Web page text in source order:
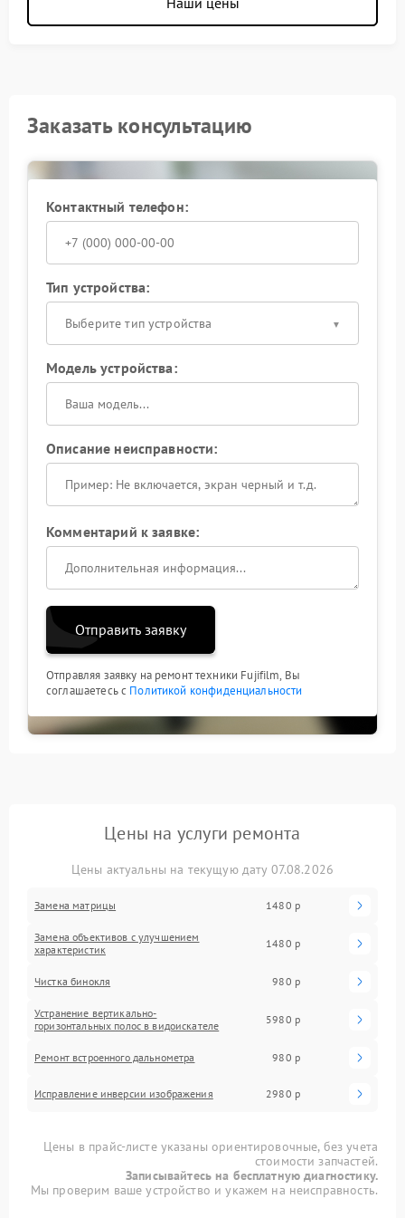
Заказать консультацию
Контактный телефон:
Тип устройства:
Выберите тип устройства
Модель устройства:
Описание неисправности:
Комментарий к заявке:
Отправить заявку
Отправляя заявку на ремонт техники Fujifilm, Вы
соглашаетесь с Политикой конфиденциальности
Цены на услуги ремонта
Цены актуальны на текущую дату 07.08.2026
Замена матрицы 1480 р
Замена объективов с улучшением
характеристик
1480 р
Чистка бинокля 980 р
Устранение вертикально-
горизонтальных полос в видоискателе
5980 р
Ремонт встроенного дальнометра 980 р
Исправление инверсии изображения 2980 р
Цены в прайс-листе указаны ориентировочные, без учета
стоимости запчастей.
Записывайтесь на бесплатную диагностику.
Мы проверим ваше устройство и укажем на неисправность.